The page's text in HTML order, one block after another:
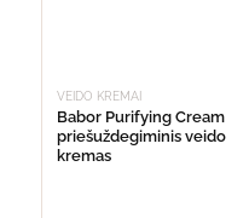
VEIDO KREMAI
Babor Purifying Cream
priešuždegiminis veido
kremas